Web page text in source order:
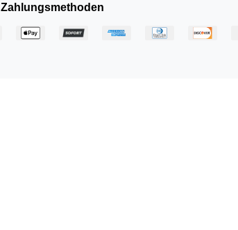
Zahlungsmethoden